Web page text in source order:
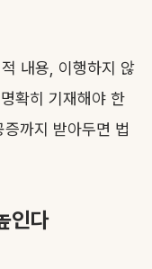
내용, 이행하지 않
확히 기재해야 한
까지 받아두면 법
인다